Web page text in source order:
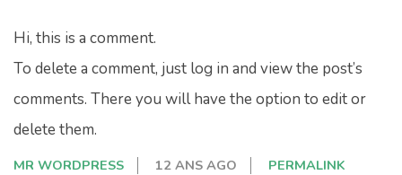
Hi, this is a comment.
To delete a comment, just log in and view the post’s
comments. There you will have the option to edit or
delete them.
MR WORDPRESS 12 ANS AGO PERMALINK